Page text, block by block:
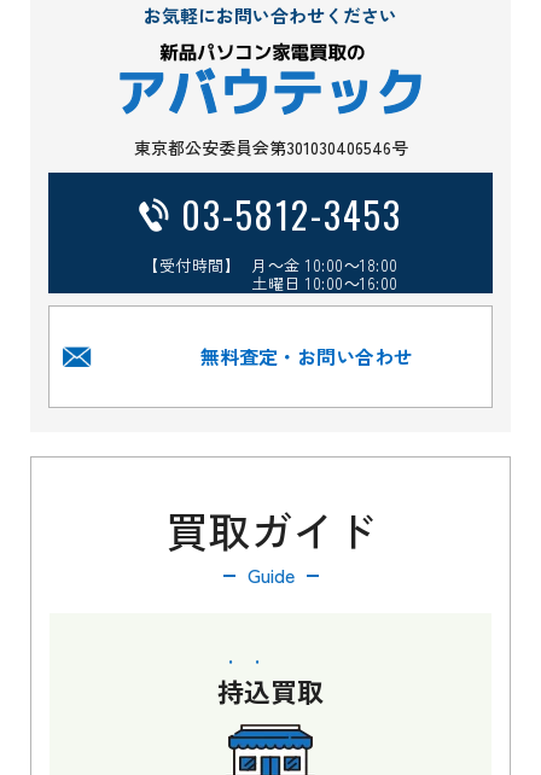
お気軽にお問い合わせください
東京都公安委員会第301030406546号
03-5812-3453
【受付時間】 月～金 10:00～18:00
土曜日 10:00～16:00
無料査定・お問い合わせ
買取ガイド
Guide
持込買取